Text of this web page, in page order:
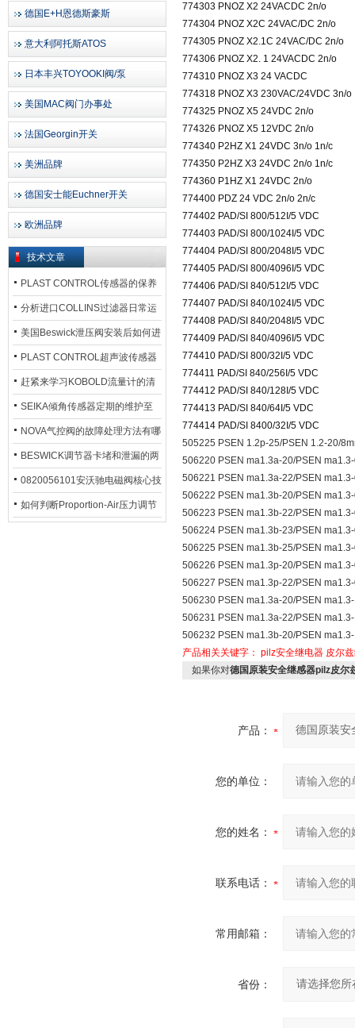
德国E+H恩德斯豪斯
意大利阿托斯ATOS
日本丰兴TOYOOKI阀/泵
美国MAC阀门办事处
法国Georgin开关
美洲品牌
德国安士能Euchner开关
欧洲品牌
技术文章
PLAST CONTROL传感器的保养
方法
分析进口COLLINS过滤器日常运
行排污步骤
美国Beswick泄压阀安装后如何进
行调试?
PLAST CONTROL超声波传感器
工作原理了解吗？
赶紧来学习KOBOLD流量计的清
洗流程吧
SEIKA倾角传感器定期的维护至
关重要
NOVA气控阀的故障处理方法有哪
些？
BESWICK调节器卡堵和泄漏的两
大问题解决措施
0820056101安沃驰电磁阀核心技
术参数
如何判断Proportion-Air压力调节
774303 PNOZ X2 24VACDC 2n/o
774304 PNOZ X2C 24VAC/DC 2n/o
774305 PNOZ X2.1C 24VAC/DC 2n/o
774306 PNOZ X2. 1 24VACDC 2n/o
774310 PNOZ X3 24 VACDC
774318 PNOZ X3 230VAC/24VDC 3n/o
774325 PNOZ X5 24VDC 2n/o
774326 PNOZ X5 12VDC 2n/o
774340 P2HZ X1 24VDC 3n/o 1n/c
774350 P2HZ X3 24VDC 2n/o 1n/c
774360 P1HZ X1 24VDC 2n/o
774400 PDZ 24 VDC 2n/o 2n/c
774402 PAD/SI 800/512I/5 VDC
774403 PAD/SI 800/1024I/5 VDC
774404 PAD/SI 800/2048I/5 VDC
774405 PAD/SI 800/4096I/5 VDC
774406 PAD/SI 840/512I/5 VDC
774407 PAD/SI 840/1024I/5 VDC
774408 PAD/SI 840/2048I/5 VDC
774409 PAD/SI 840/4096I/5 VDC
774410 PAD/SI 800/32I/5 VDC
774411 PAD/SI 840/256I/5 VDC
774412 PAD/SI 840/128I/5 VDC
774413 PAD/SI 840/64I/5 VDC
774414 PAD/SI 8400/32I/5 VDC
505225 PSEN 1.2p-25/PSEN 1.2-20/
506220 PSEN ma1.3a-20/PSEN
506221 PSEN ma1.3a-22/PSEN
506222 PSEN ma1.3b-20/PSEN
506223 PSEN ma1.3b-22/PSEN
506224 PSEN ma1.3b-23/PSEN
506225 PSEN ma1.3b-25/PSEN
506226 PSEN ma1.3p-20/PSEN
506227 PSEN ma1.3p-22/PSEN
506230 PSEN ma1.3a-20/PSEN
506231 PSEN ma1.3a-22/PSEN
506232 PSEN ma1.3b-20/PSEN
产品相关关键字： pilz安全继电器 皮尔
如果你对德国原装安全继感器pilz皮尔
产品：
您的单位：
您的姓名：
联系电话：
常用邮箱：
省份：